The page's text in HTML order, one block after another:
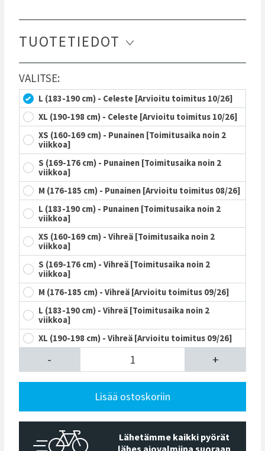
TUOTETIEDOT
VALITSE:
L (183-190 cm) - Celeste [Arvioitu toimitus 10/26]
XL (190-198 cm) - Celeste [Arvioitu toimitus 10/26]
XS (160-169 cm) - Punainen [Toimitusaika noin 2
viikkoa]
S (169-176 cm) - Punainen [Toimitusaika noin 2
viikkoa]
M (176-185 cm) - Punainen [Arvioitu toimitus 08/26]
L (183-190 cm) - Punainen [Toimitusaika noin 2
viikkoa]
XS (160-169 cm) - Vihreä [Toimitusaika noin 2
viikkoa]
S (169-176 cm) - Vihreä [Toimitusaika noin 2
viikkoa]
M (176-185 cm) - Vihreä [Arvioitu toimitus 09/26]
L (183-190 cm) - Vihreä [Toimitusaika noin 2
viikkoa]
XL (190-198 cm) - Vihreä [Arvioitu toimitus 09/26]
- +
Lisää ostoskoriin
Lähetämme kaikki pyörät
lähes ajovalmiina suoraan